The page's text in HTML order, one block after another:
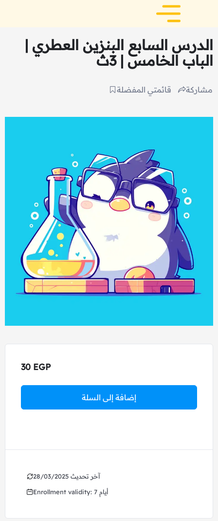
الدرس السابع البنزين العطري |
الباب الخامس | 3ث
قائمتي المفضلة مشاركة
30 EGP
إضافة إلى السلة
28/03/2025 آخر تحديث
Enrollment validity: 7 أيام